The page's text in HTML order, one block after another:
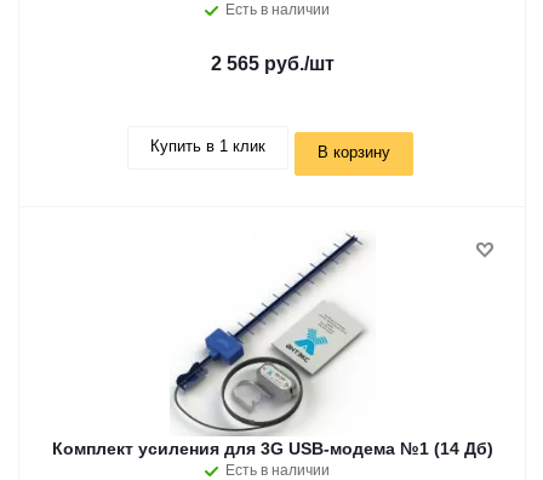
Есть в наличии
2 565 руб./шт
Купить в 1 клик В корзину
Комплект усиления для 3G USB-модема №1 (14 Дб)
Есть в наличии